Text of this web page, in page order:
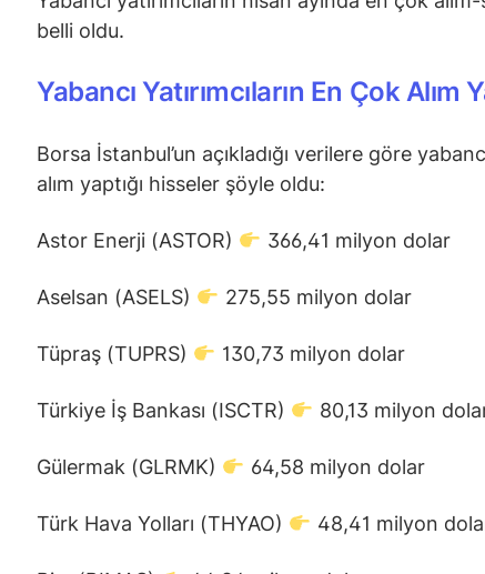
belli oldu.
Yabancı Yatırımcıların En Çok Alım
Borsa İstanbul’un açıkladığı verilere göre
alım yaptığı hisseler şöyle oldu:
Astor Enerji (ASTOR) 366,41 milyon dolar
Aselsan (ASELS) 275,55 milyon dolar
Tüpraş (TUPRS) 130,73 milyon dolar
Türkiye İş Bankası (ISCTR) 80,13 milyon
Gülermak (GLRMK) 64,58 milyon dolar
Türk Hava Yolları (THYAO) 48,41 milyon